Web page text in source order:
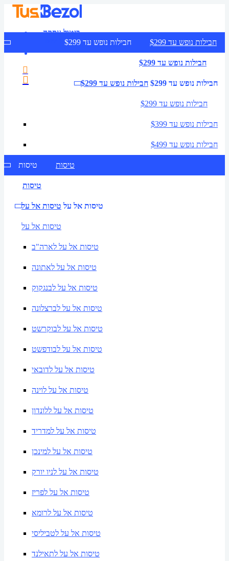
ביטול עסקה
צרו קשר
חבילות נופש עד $299 חבילות נופש עד $299
חבילות נופש עד $299
חבילות נופש עד $299 חבילות נופש עד $299
חבילות נופש עד $299
חבילות נופש עד $399
חבילות נופש עד $499
טיסות טיסות
טיסות
טיסות אל על טיסות אל על
טיסות אל על
טיסות אל על לארה"ב
טיסות אל על לאתונה
טיסות אל על לבנגקוק
טיסות אל על לברצלונה
טיסות אל על לבוקרשט
טיסות אל על לבודפשט
טיסות אל על לדובאי
טיסות אל על לוינה
טיסות אל על ללונדון
טיסות אל על למדריד
טיסות אל על למינכן
טיסות אל על לניו יורק
טיסות אל על לפריז
טיסות אל על לרומא
טיסות אל על לטביליסי
טיסות אל על לתאילנד